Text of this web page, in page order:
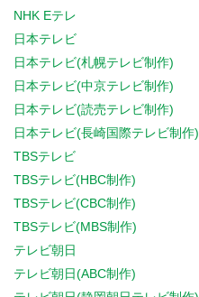
NHK Eテレ
日本テレビ
日本テレビ(札幌テレビ制作)
日本テレビ(中京テレビ制作)
日本テレビ(読売テレビ制作)
日本テレビ(長崎国際テレビ制作)
TBSテレビ
TBSテレビ(HBC制作)
TBSテレビ(CBC制作)
TBSテレビ(MBS制作)
テレビ朝日
テレビ朝日(ABC制作)